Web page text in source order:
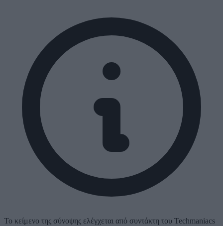
Το κείμενο της σύνοψης ελέγχεται από συντάκτη του Techmaniacs